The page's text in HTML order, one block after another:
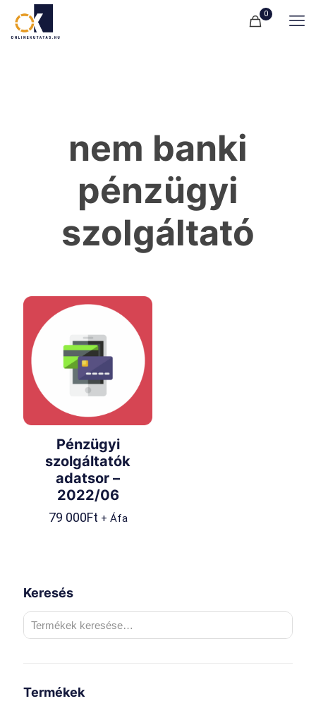
0
nem banki
pénzügyi
szolgáltató
Pénzügyi
szolgáltatók
adatsor –
2022/06
79 000Ft + Áfa
Keresés
Termékek